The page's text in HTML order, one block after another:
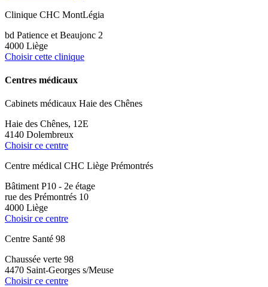
Clinique CHC MontLégia
bd Patience et Beaujonc 2
4000 Liège
Choisir cette clinique
Centres médicaux
Cabinets médicaux Haie des Chênes
Haie des Chênes, 12E
4140 Dolembreux
Choisir ce centre
Centre médical CHC Liège Prémontrés
Bâtiment P10 - 2e étage
rue des Prémontrés 10
4000 Liège
Choisir ce centre
Centre Santé 98
Chaussée verte 98
4470 Saint-Georges s/Meuse
Choisir ce centre